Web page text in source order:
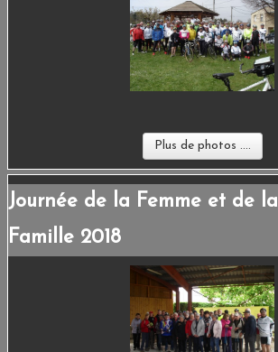
ESPACE ADHÉRENTS
Plus de photos ....
Journée de la Femme et de la
Famille 2018